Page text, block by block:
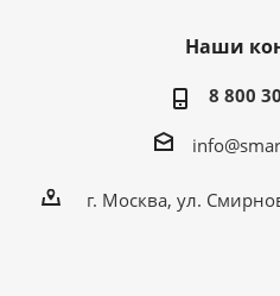
Наши
8 800
г. Москва, ул.